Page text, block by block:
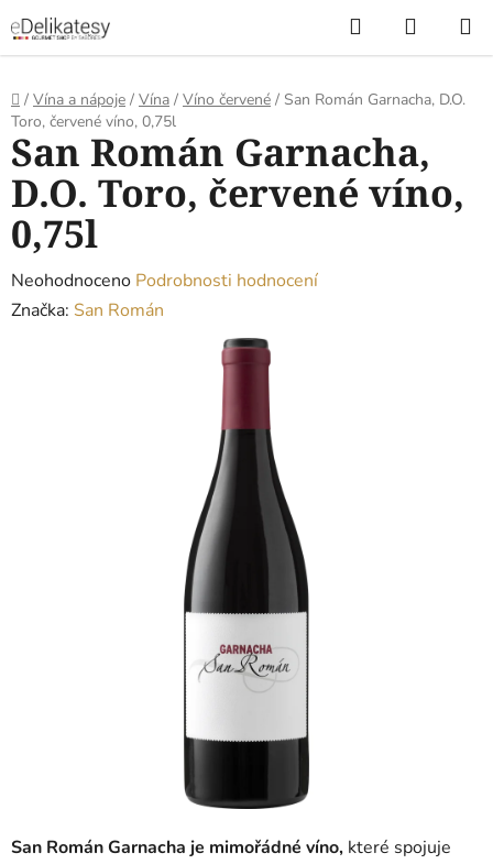
na
obsah
Hledat
KOŠÍK
Domů
/ Vína a nápoje / Vína / Víno červené / San Román Garnacha, D.O.
Toro, červené víno, 0,75l
San Román Garnacha je mimořádné víno, které spojuje
San Román Garnacha,
D.O. Toro, červené víno,
0,75l
Průměrné
hodnocení
Neohodnoceno Podrobnosti hodnocení
Značka: San Román